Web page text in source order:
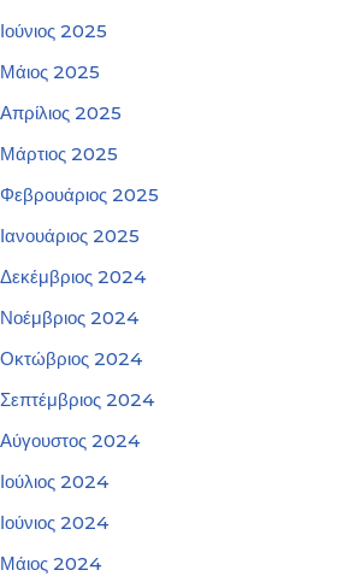
Ιούνιος 2025
Μάιος 2025
Απρίλιος 2025
Μάρτιος 2025
Φεβρουάριος 2025
Ιανουάριος 2025
Δεκέμβριος 2024
Νοέμβριος 2024
Οκτώβριος 2024
Σεπτέμβριος 2024
Αύγουστος 2024
Ιούλιος 2024
Ιούνιος 2024
Μάιος 2024